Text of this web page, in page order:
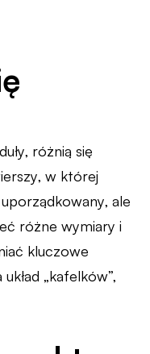
różnią się
w której
ale
różne wymiary i
kluczowe
„kafelków”,